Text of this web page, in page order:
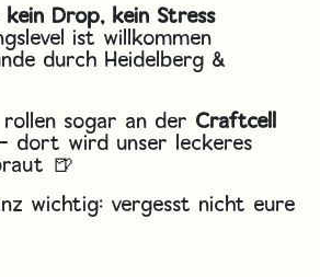
kein Drop, kein Stress
ist willkommen
durch Heidelberg &
sogar an der Craftcell
dort wird unser leckeres
🍺
wichtig: vergesst nicht eure